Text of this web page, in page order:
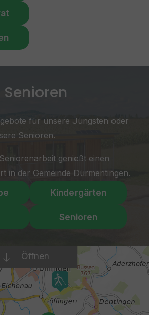
für unsere Jüngsten oder
Senioren.
genießt einen
in der Gemeinde Dürmentingen.
Kindergärten
Senioren
Öffnen